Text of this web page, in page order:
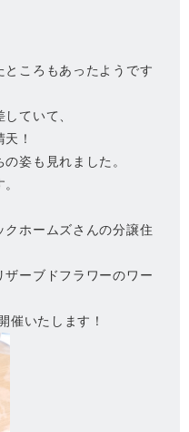
ころもあったようです
ていて、
！
姿も見れました。
クホームズさんの分譲住
ーブドフラワーのワー
催いたします！